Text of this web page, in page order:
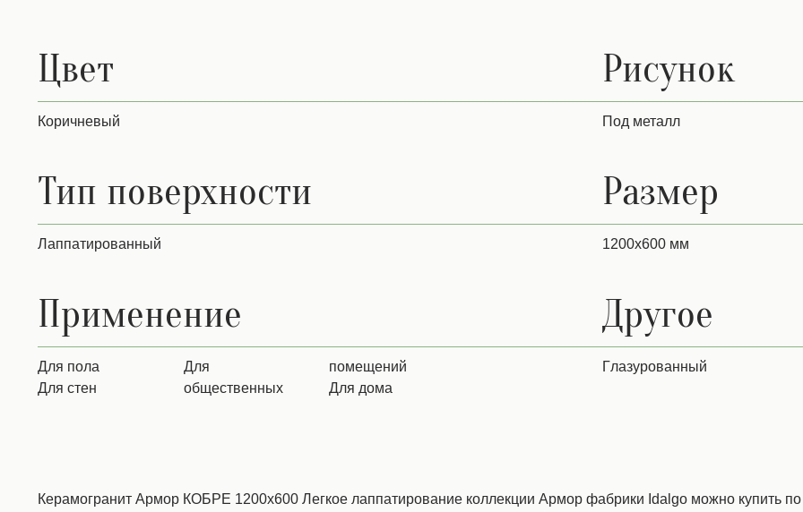
Цвет
Коричневый
Рисунок
Под металл
Тип поверхности
Лаппатированный
Размер
1200х600 мм
Применение
для пола
для стен
для
общественных
помещений
для дома
Другое
Глазурованный
Керамогранит Армор КОБРЕ 1200x600 Легкое лаппатирование коллекции Армор фабрики Idalgo можно купить